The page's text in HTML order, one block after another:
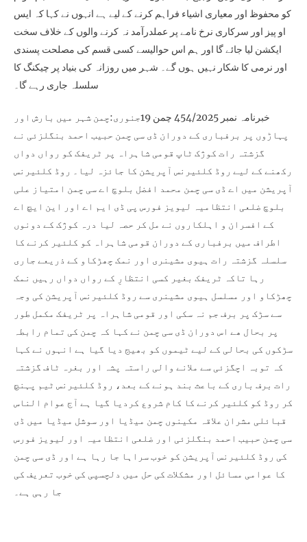
کو محفوظ اور معیاری اشیاء فراہم کرنے کے لیے ہے انہوں نے کہا کہ ایس
او پیز اور سرکاری نرخ نامے پر عملدرآمد نہ کرنے والوں کے خلاف سخت
ایکشن لیا جائے گا اور ہم اس حوالیسے کسی قسم کی مصلحت پسندی
اور نرمی کا شکار نہیں ہوں گے۔ شہر میں روزانہ کی بنیاد پر چیکنگ کا
سلسلہ جاری رہے گا۔
خبرنامہ نمبر 454/2025 چمن 19جنوری:چمن شہر میں بارش اور
پہاڑوں پر برفباری کے دوران ڈی سی چمن حبیب احمد بنگلزئی نے
گزشتہ رات کوژک ٹاپ قومی شاہراہ پر ٹریفک کو رواں دواں
رکھنے کے لیے روڈ کلئیرنس آپریشن کا جائزہ لیا۔ روڈ کلئیرنس
آپریشن میں اے ڈی سی چمن محمد افضل بلوچ اے سی چمن امتیاز علی
بلوچ ضلعی انتظامیہ لیویز فورس پی ڈی ایم اے اور این ایچ اے
کے افسران و اہلکاروں نے مل کر حصہ لیا درہ کوژک کے دونوں
اطراف میں برفباری کے دوران قومی شاہراہ کو کلئیر کرنے کا
سلسلہ گزشتہ رات ہیوی مشینری اور نمک چھڑکاو کے ذریعے جاری
رہا تاکہ ٹریفک بغیر کسی انتظارِ کے رواں دواں رہیں نمک
چھڑکاو اور مسلسل ہیوی مشینری سے روڈ کلئیرنس آپریشن کی وجہ
سے سڑک پر برف جم نہ سکی اور قومی شاہراہ پر ٹریفک مکمل طور
پر بحال ھے اس دوران ڈی سی چمن نے کہا کہ چمن کی تمام رابطہ
سڑکوں کی بحالی کے لیے ٹیموں کو بھیج دیا گیا ہے انہوں نے کہا
کہ توبہ اچگزئی سے ملانے والی راستہ پشہ اور بغرہ ٹاف گزشتہ
رات برف باری کے باعث بند ہونے کے بعد، روڈ کلئیرنس ٹیم پہنچ
کر روڈ کو کلئیر کرنے کا کام شروع کردیا گیا ہے آج عوام الناس
قبائلی مشران علاقہ مکینوں چمن میڈیا اور سوشل میڈیا میں ڈی
سی چمن حبیب احمد بنگلزئی اور ضلعی انتظامیہ اور لیویز فورس
کی روڈ کلئیرنس آپریشن کو خوب سراہا جا رہا ہے اور ڈی سی چمن
کا عوامی مسائل اور مشکلات کی حل میں دلچسپی کی خوب تعریف کی
جا رہی ہے۔